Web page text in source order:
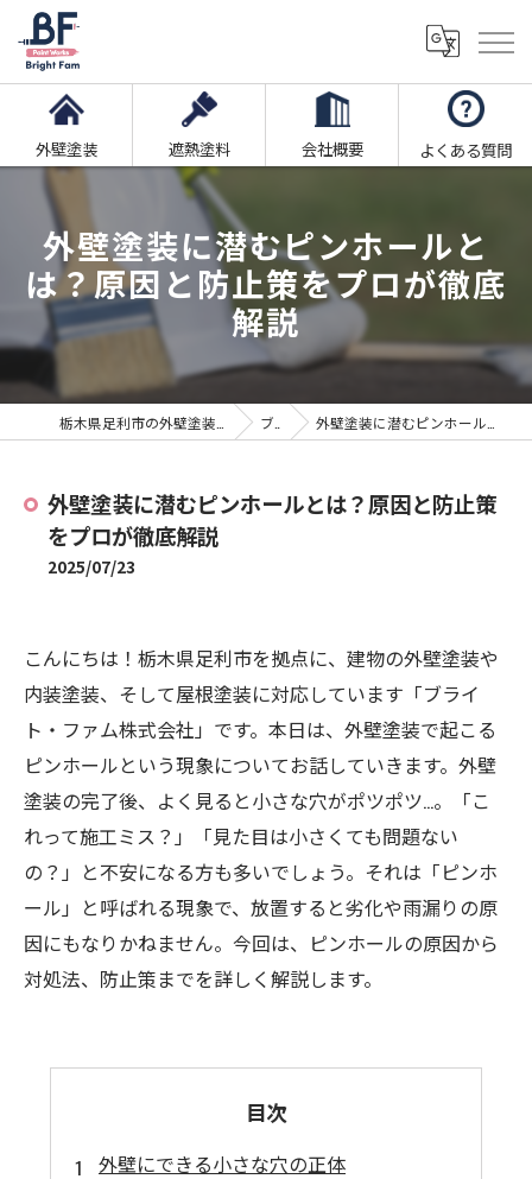
外壁塗装 遮熱塗料 会社概要 よくある質問
外壁塗装に潜むピンホールと
は？原因と防止策をプロが徹底
解説
ブログ 外壁塗装に潜むピンホールとは？原因と防止策をプロが徹底解説
外壁塗装に潜むピンホールとは？原因と防止策
をプロが徹底解説
2025/07/23
こんにちは！栃木県足利市を拠点に、建物の外壁塗装や
内装塗装、そして屋根塗装に対応しています「ブライ
ト・ファム株式会社」です。本日は、外壁塗装で起こる
ピンホールという現象についてお話していきます。外壁
塗装の完了後、よく見ると小さな穴がポツポツ…。「こ
れって施工ミス？」「見た目は小さくても問題ない
の？」と不安になる方も多いでしょう。それは「ピンホ
ール」と呼ばれる現象で、放置すると劣化や雨漏りの原
因にもなりかねません。今回は、ピンホールの原因から
対処法、防止策までを詳しく解説します。
目次
外壁にできる小さな穴の正体